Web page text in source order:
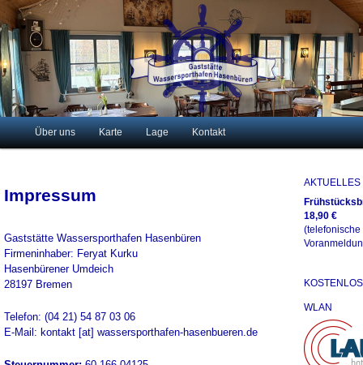
Gaststätte Wassersporthafen
Hasenbüren
Just another WordPress site
Hauptmenü
Zum
Inhalt
springen
Über uns Karte Lage Kontakt
Impressum
Gaststätte Wassersporthafen Hasenbüren
Firmeninhaber: Feryat Kurku
Hasenbürener Umdeich
28197 Bremen
Telefon: (04 21) 54 87 03 06
E-Mail: kontakt [at] wassersporthafen-hasenbueren.de
AKTUELLES
18,90 €
(telefonische
WLAN